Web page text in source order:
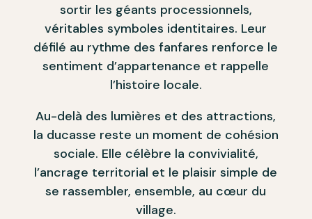
sortir les géants processionnels,
véritables symboles identitaires. Leur
défilé au rythme des fanfares renforce le
sentiment d’appartenance et rappelle
l’histoire locale.
Au-delà des lumières et des attractions,
la ducasse reste un moment de cohésion
sociale. Elle célèbre la convivialité,
l’ancrage territorial et le plaisir simple de
se rassembler, ensemble, au cœur du
village.